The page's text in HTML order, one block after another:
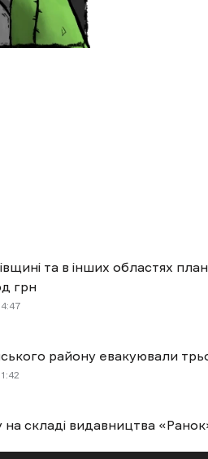
та в інших областях
грн
району евакуювали
складі видавництва